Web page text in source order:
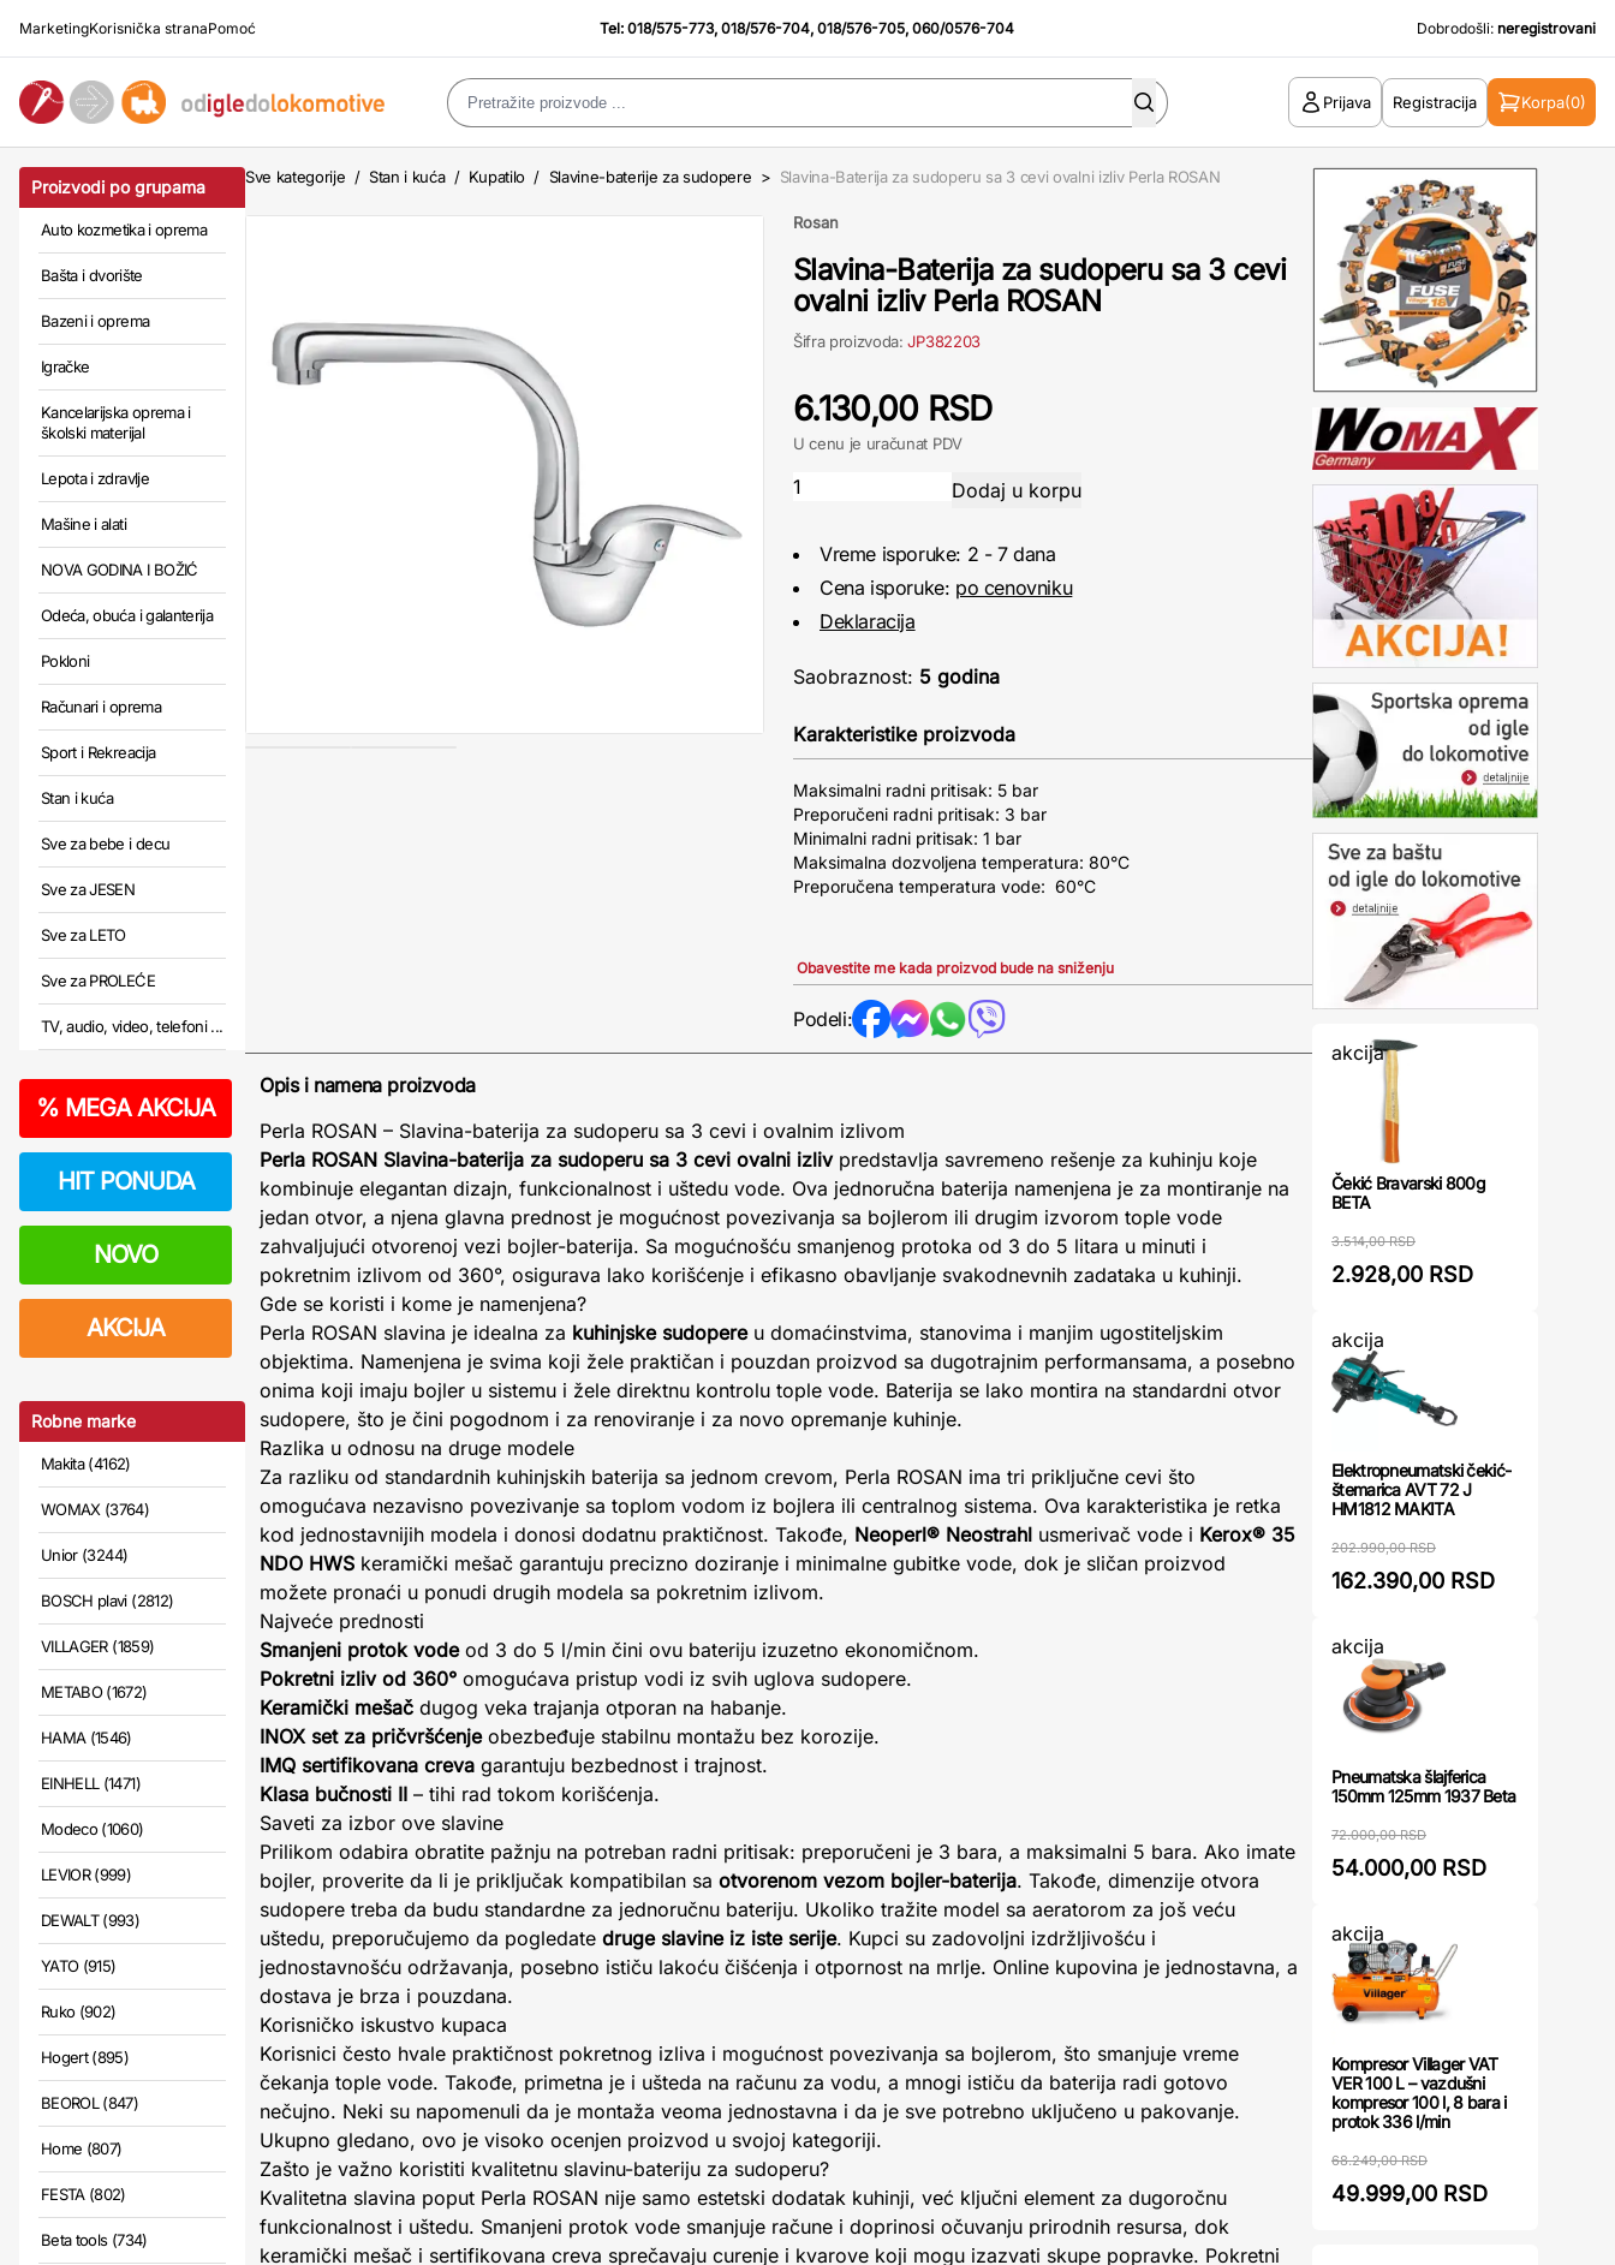
MarketingKorisnička stranaPomoć Tel:018/575-773,018/576-704,018/576-705,060/0576-704 Dobrodošli: neregistrovani
Prijava Registracija Korpa(0)
Proizvodi po grupama
Auto kozmetika i oprema
Bašta i dvorište
Bazeni i oprema
Igračke
Kancelarijska oprema i
školski materijal
Lepota i zdravlje
Mašine i alati
NOVA GODINA I BOŽIĆ
Odeća, obuća i galanterija
Pokloni
Računari i oprema
Sport i Rekreacija
Stan i kuća
Sve za bebe i decu
Sve za JESEN
Sve za LETO
Sve za PROLEĆE
TV, audio, video, telefoni ...
% MEGA AKCIJA
HIT PONUDA
NOVO
AKCIJA
Robne marke
Makita (4162)
WOMAX (3764)
Unior (3244)
BOSCH plavi (2812)
VILLAGER (1859)
METABO (1672)
HAMA (1546)
EINHELL (1471)
Modeco (1060)
LEVIOR (999)
DEWALT (993)
YATO (915)
Ruko (902)
Hogert (895)
BEOROL (847)
Home (807)
FESTA (802)
Beta tools (734)
Sve kategorije / Stan i kuća / Kupatilo / Slavine-baterije za sudopere > Slavina-Baterija za sudoperu sa 3 cevi ovalni izliv Perla ROSAN
Rosan
Slavina-Baterija za sudoperu sa 3 cevi
ovalni izliv Perla ROSAN
Šifra proizvoda:JP382203
6.130,00 RSD
U cenu je uračunat PDV
Vreme isporuke: 2 - 7 dana
Cena isporuke: po cenovniku
Deklaracija
Saobraznost: 5 godina
Karakteristike proizvoda
Maksimalni radni pritisak: 5 bar
Preporučeni radni pritisak: 3 bar
Minimalni radni pritisak: 1 bar
Maksimalna dozvoljena temperatura: 80°C
Preporučena temperatura vode: 60°C
Obavestite me kada proizvod bude na sniženju
Podeli:
Opis i namena proizvoda
Perla ROSAN – Slavina-baterija za sudoperu sa 3 cevi i ovalnim izlivom
Perla ROSAN Slavina-baterija za sudoperu sa 3 cevi ovalni izlivpredstavlja savremeno rešenje za kuhinju koje
kombinuje elegantan dizajn, funkcionalnost i uštedu vode. Ova jednoručna baterija namenjena je za montiranje na
jedan otvor, a njena glavna prednost je mogućnost povezivanja sa bojlerom ili drugim izvorom tople vode
zahvaljujući otvorenoj vezi bojler-baterija. Sa mogućnošću smanjenog protoka od 3 do 5 litara u minuti i
pokretnim izlivom od 360°, osigurava lako korišćenje i efikasno obavljanje svakodnevnih zadataka u kuhinji.
Gde se koristi i kome je namenjena?
Perla ROSAN slavina je idealna za kuhinjske sudopereu domaćinstvima, stanovima i manjim ugostiteljskim
objektima. Namenjena je svima koji žele praktičan i pouzdan proizvod sa dugotrajnim performansama, a posebno
onima koji imaju bojler u sistemu i žele direktnu kontrolu tople vode. Baterija se lako montira na standardni otvor
sudopere, što je čini pogodnom i za renoviranje i za novo opremanje kuhinje.
Razlika u odnosu na druge modele
Za razliku od standardnih kuhinjskih baterija sa jednom crevom, Perla ROSAN ima tri priključne cevi što
omogućava nezavisno povezivanje sa toplom vodom iz bojlera ili centralnog sistema. Ova karakteristika je retka
kod jednostavnijih modela i donosi dodatnu praktičnost. Takođe, Neoperl® Neostrahl usmerivač vode i Kerox® 35
NDO HWS keramički mešač garantuju precizno doziranje i minimalne gubitke vode, dok je sličan proizvod
možete pronaći u ponudi drugih modela sa pokretnim izlivom.
Najveće prednosti
Smanjeni protok vodeod 3 do 5 l/min čini ovu bateriju izuzetno ekonomičnom.
Pokretni izliv od 360° omogućava pristup vodi iz svih uglova sudopere.
Keramički mešač dugog veka trajanja otporan na habanje.
INOX set za pričvršćenjeobezbeđuje stabilnu montažu bez korozije.
IMQ sertifikovana creva garantuju bezbednost i trajnost.
Klasa bučnosti II – tihi rad tokom korišćenja.
Saveti za izbor ove slavine
Prilikom odabira obratite pažnju na potreban radni pritisak: preporučeni je 3 bara, a maksimalni 5 bara. Ako imate
bojler, proverite da li je priključak kompatibilan sa otvorenom vezom bojler-baterija. Takođe, dimenzije otvora
sudopere treba da budu standardne za jednoručnu bateriju. Ukoliko tražite model sa aeratorom za još veću
uštedu, preporučujemo da pogledate druge slavine iz iste serije. Kupci su zadovoljni izdržljivošću i
jednostavnošću održavanja, posebno ističu lakoću čišćenja i otpornost na mrlje. Online kupovina je jednostavna, a
dostava je brza i pouzdana.
Korisničko iskustvo kupaca
Korisnici često hvale praktičnost pokretnog izliva i mogućnost povezivanja sa bojlerom, što smanjuje vreme
čekanja tople vode. Takođe, primetna je i ušteda na računu za vodu, a mnogi ističu da baterija radi gotovo
nečujno. Neki su napomenuli da je montaža veoma jednostavna i da je sve potrebno uključeno u pakovanje.
Ukupno gledano, ovo je visoko ocenjen proizvod u svojoj kategoriji.
Zašto je važno koristiti kvalitetnu slavinu-bateriju za sudoperu?
Kvalitetna slavina poput Perla ROSAN nije samo estetski dodatak kuhinji, već ključni element za dugoročnu
funkcionalnost i uštedu. Smanjeni protok vode smanjuje račune i doprinosi očuvanju prirodnih resursa, dok
keramički mešač i sertifikovana creva sprečavaju curenje i kvarove koji mogu izazvati skupe popravke. Pokretni
akcija
Čekić Bravarski 800g
BETA
3.514,00 RSD
2.928,00 RSD
akcija
Elektropneumatski čekić-
štemarica AVT 72 J
HM1812 MAKITA
202.990,00 RSD
162.390,00 RSD
akcija
Pneumatska šlajferica
150mm 125mm 1937 Beta
72.000,00 RSD
54.000,00 RSD
akcija
Kompresor Villager VAT
VER 100 L – vazdušni
kompresor 100 l, 8 bara i
protok 336 l/min
68.249,00 RSD
49.999,00 RSD